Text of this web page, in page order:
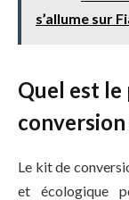
s’allume sur
Quel est le
conversion
Le kit de
et écologique